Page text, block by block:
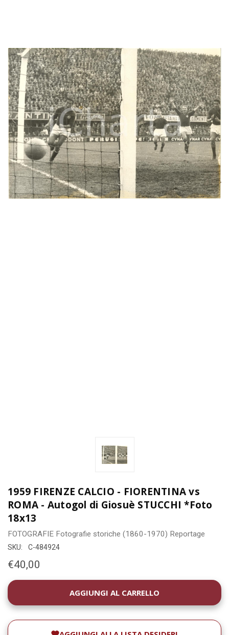
1959 FIRENZE CALCIO - FIORENTINA vs
ROMA - Autogol di Giosuè STUCCHI *Foto
18x13
FOTOGRAFIE Fotografie storiche (1860-1970) Reportage
SKU: C-484924
€40,00
DISPONIBILITÀ
ATTUALE: